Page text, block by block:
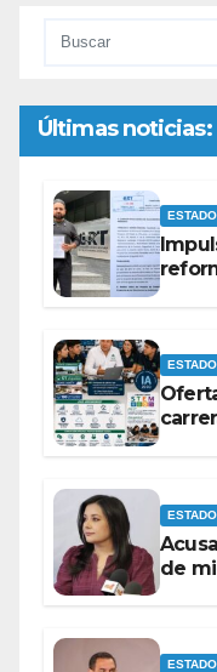
Últimas noticias:
ESTADO
ESTADO
ESTADO
de
ESTADO